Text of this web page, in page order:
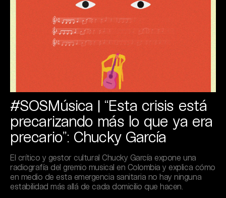
#SOSMúsica | “Esta crisis está
precarizando más lo que ya era
precario”: Chucky García
El crítico y gestor cultural Chucky García expone una
radiografía del gremio musical en Colombia y explica cómo
en medio de esta emergencia sanitaria no hay ninguna
estabilidad más allá de cada domicilio que hacen.